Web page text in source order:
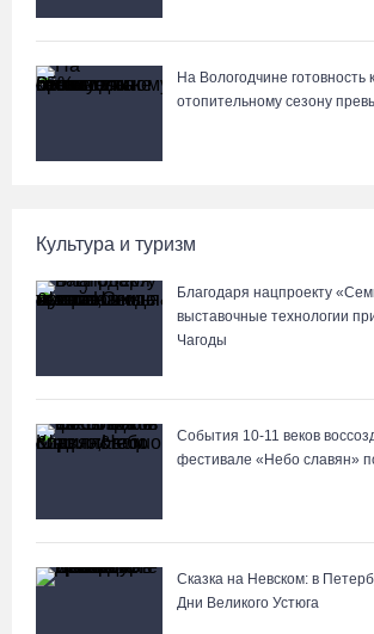
На Вологодчине готовность
отопительному сезону
Культура и туризм
Благодаря нацпроекту
выставочные технологии
Чагоды
События 10-11 веков
фестивале «Небо славян»
Сказка на Невском: в
Дни Великого Устюга